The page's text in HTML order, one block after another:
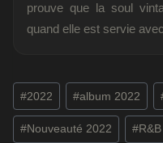
prouve que la soul
quand elle est servie
Étiquettes
de
la
#2022 #album 2022
#Nouveauté 2022 #R&B